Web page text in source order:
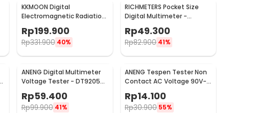
KKMOON Digital
Electromagnetic Radiation
Field Dosimeter Detector -
ET825
Rp199.900
Rp331.900 40%
RICHMETERS Pocket Size
Digital Multimeter -
DT9205A
Rp49.300
Rp82.900 41%
ANENG Digital Multimeter
Voltage Tester - DT9205A-
Rp59.400
Rp99.900 41%
ANENG Tespen Tester Non
Contact AC Voltage 90V-
1000V - 1AC-D Plus
Rp14.100
Rp30.900 55%